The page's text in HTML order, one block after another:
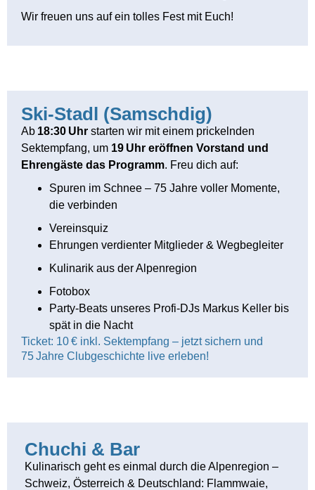
Wir freuen uns auf ein tolles Fest mit Euch!
Ski-Stadl (Samschdig)
Ab 18:30 Uhr starten wir mit einem prickelnden
Sektempfang, um 19 Uhr eröffnen Vorstand und
Ehrengäste das Programm. Freu dich auf:
Spuren im Schnee – 75 Jahre voller Momente,
die verbinden
Vereinsquiz
Ehrungen verdienter Mitglieder & Wegbegleiter
Kulinarik aus der Alpenregion
Fotobox
Party‑Beats unseres Profi‑DJs Markus Keller bis
spät in die Nacht
Ticket: 10 € inkl. Sektempfang – jetzt sichern und
75 Jahre Club­geschichte live erleben!
Chuchi & Bar
Kulinarisch geht es einmal durch die Alpenregion –
Schweiz, Österreich & Deutschland: Flammwaie,